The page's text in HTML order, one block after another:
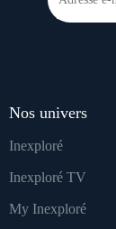
Nos univers
Inexploré
Inexploré TV
My Inexploré